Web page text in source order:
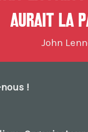
aurait la
John
!